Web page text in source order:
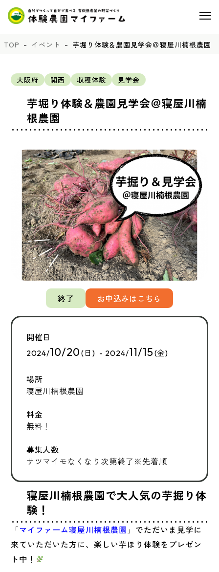
TOP イベント 芋堀り体験＆農園見学会＠寝屋川楠根農園
大阪府 関西 収穫体験 見学会
芋堀り体験＆農園見学会＠寝屋川楠
根農園
終了 お申込みはこちら
開催日
2024/10/20 (日) - 2024/11/15 (金)
場所
寝屋川楠根農園
料金
無料！
募集人数
サツマイモなくなり次第終了※先着順
寝屋川楠根農園で大人気の芋掘り体
験！
「マイファーム寝屋川楠根農園 」でただいま見学に
来ていただいた方に、楽しい芋ほり体験をプレゼン
ト中！